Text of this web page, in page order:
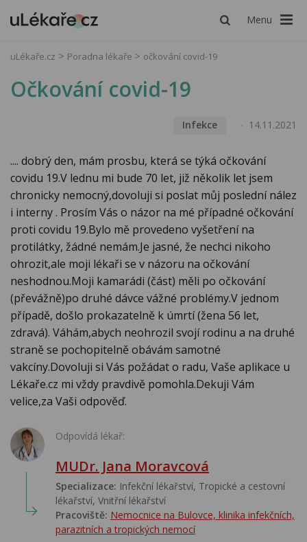
Menu
uLékaře.cz Poradna lékaře očkování covid-19
Očkování covid-19
Infekce 14.11.2021
.... dobrý den, mám prosbu, která se týká očkování
covidu 19.V lednu mi bude 70 let, již několik let jsem
chronicky nemocný,dovoluji si poslat můj poslední nález
i interny . Prosím Vás o názor na mé případné očkování
proti covidu 19.Bylo mě provedeno vyšetření na
protilátky, žádné nemám.Je jasné, že nechci nikoho
ohrozit,ale moji lékaři se v názoru na očkování
neshodnou.Moji kamarádi (část) měli po očkování
(převážně)po druhé dávce vážné problémy.V jednom
případě, došlo prokazatelně k úmrtí (žena 56 let,
zdravá). Váhám,abych neohrozil svojí rodinu a na druhé
straně se pochopitelně obávám samotné
vakcíny.Dovoluji si Vás požádat o radu, Vaše aplikace u
Lékaře.cz mi vždy pravdivě pomohla.Dekuji Vám
velice,za Vaši odpověď.
Odpovídá lékař:
MUDr. Jana Moravcová
Specializace: Infekční lékařství‎, Tropické a cestovní
lékařství‎, Vnitřní lékařství
Pracoviště: Nemocnice na Bulovce, klinika infekčních,
parazitních a tropických nemocí